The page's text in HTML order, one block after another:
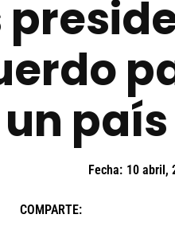
Fecha: 10 abril,
COMPARTE: